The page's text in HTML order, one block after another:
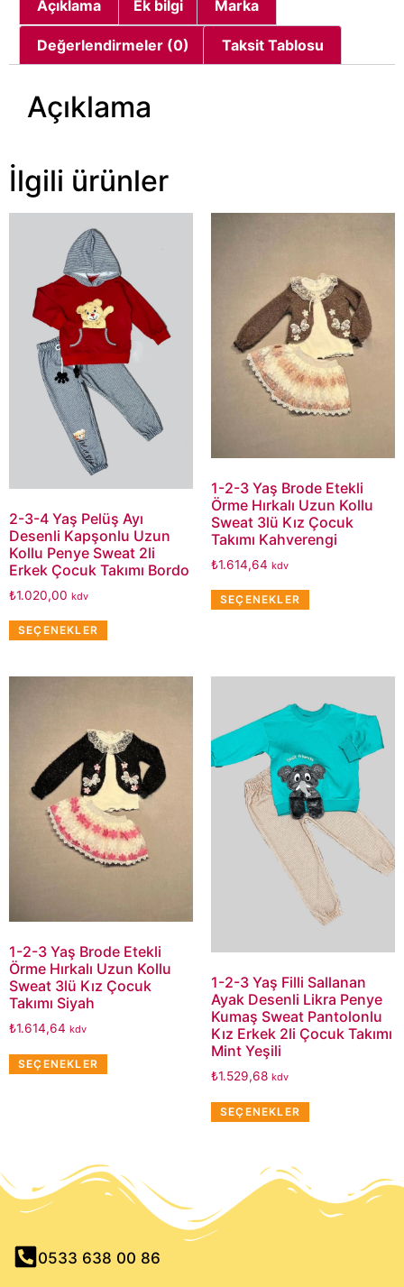
Açıklama Ek bilgi Marka
Değerlendirmeler (0) Taksit Tablosu
Açıklama
İlgili ürünler
2-3-4 Yaş Pelüş Ayı
Desenli Kapşonlu Uzun
Kollu Penye Sweat 2li
Erkek Çocuk Takımı Bordo
₺1.020,00 kdv
SEÇENEKLER
1-2-3 Yaş Brode Etekli
Örme Hırkalı Uzun Kollu
Sweat 3lü Kız Çocuk
Takımı Kahverengi
₺1.614,64 kdv
SEÇENEKLER
1-2-3 Yaş Brode Etekli
Örme Hırkalı Uzun Kollu
Sweat 3lü Kız Çocuk
Takımı Siyah
₺1.614,64 kdv
SEÇENEKLER
1-2-3 Yaş Filli Sallanan
Ayak Desenli Likra Penye
Kumaş Sweat Pantolonlu
Kız Erkek 2li Çocuk Takımı
Mint Yeşili
₺1.529,68 kdv
SEÇENEKLER
0533 638 00 86